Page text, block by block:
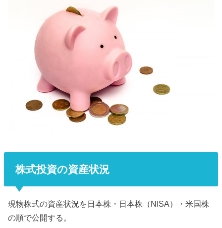
株式投資の資産状況
現物株式の資産状況を日本株・日本株（NISA）・米国株
の順で公開する。